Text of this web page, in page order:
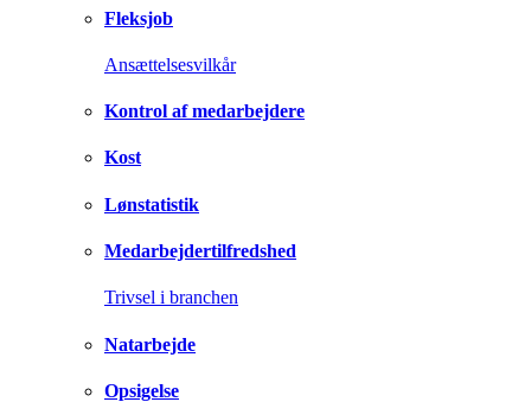
Fleksjob
Ansættelsesvilkår
Kontrol af medarbejdere
Kost
Lønstatistik
Medarbejdertilfredshed
Trivsel i branchen
Natarbejde
Opsigelse